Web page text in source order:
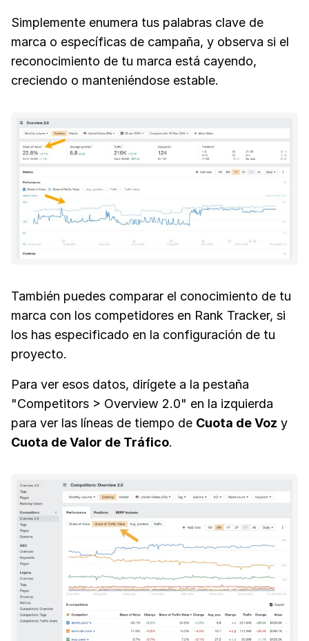
Simplemente enumera tus palabras clave de
marca o específicas de campaña, y observa si el
reconocimiento de tu marca está cayendo,
creciendo o manteniéndose estable.
También puedes comparar el conocimiento de tu
marca con los competidores en Rank Tracker, si
los has especificado en la configuración de tu
proyecto.
Para ver esos datos, dirígete a la pestaña
"Competitors > Overview 2.0" en la izquierda
para ver las líneas de tiempo de Cuota de Voz y
Cuota de Valor de Tráfico.